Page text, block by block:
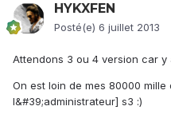
HYKXFEN
Posté(e) 6 juillet 2013
Attendons 3 ou 4 version car y
On est loin de mes 80000
l&#39;administrateur] s3 :)